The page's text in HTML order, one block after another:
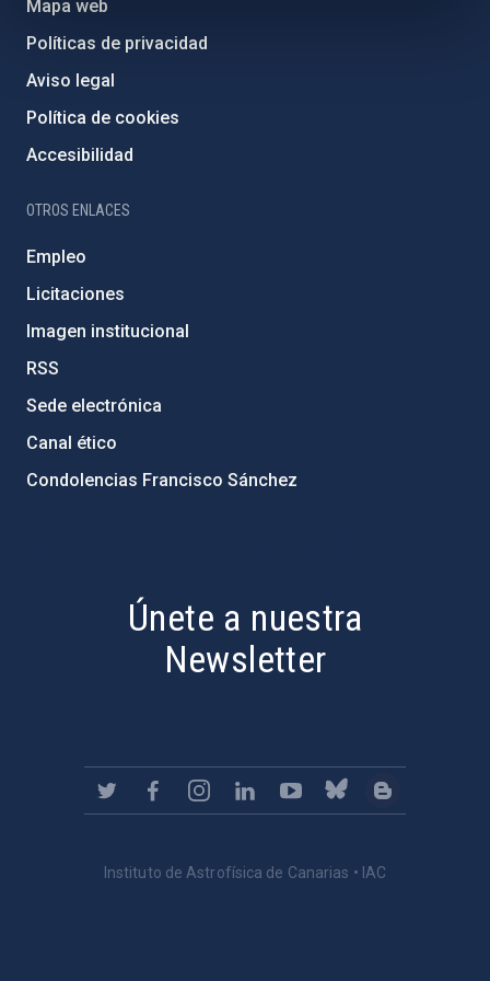
Mapa web
Políticas de privacidad
Aviso legal
Política de cookies
Accesibilidad
OTROS ENLACES
Empleo
Licitaciones
Imagen institucional
RSS
Sede electrónica
Canal ético
Condolencias Francisco Sánchez
Únete a nuestra
Newsletter
Instituto de Astrofísica de Canarias • IAC